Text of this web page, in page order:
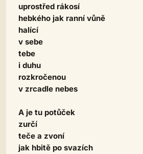
uprostřed rákosí
hebkého jak ranní vůně
halící
v sebe
tebe
i duhu
rozkročenou
v zrcadle nebes
A je tu potůček
zurčí
teče a zvoní
jak hbitě po svazích